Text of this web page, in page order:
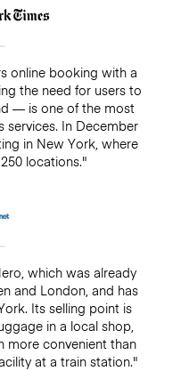
online booking with a
the need for users to
— is one of the most
services. In December
in New York, where
locations."
which was already
and London, and has
Its selling point is
in a local shop,
more convenient than
at a train station."